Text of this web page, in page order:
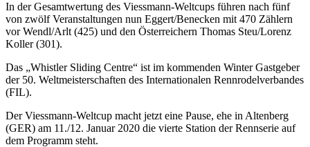
In der Gesamtwertung des Viessmann-Weltcups führen nach fünf
von zwölf Veranstaltungen nun Eggert/Benecken mit 470 Zählern
vor Wendl/Arlt (425) und den Österreichern Thomas Steu/Lorenz
Koller (301).
Das „Whistler Sliding Centre“ ist im kommenden Winter Gastgeber
der 50. Weltmeisterschaften des Internationalen Rennrodelverbandes
(FIL).
Der Viessmann-Weltcup macht jetzt eine Pause, ehe in Altenberg
(GER) am 11./12. Januar 2020 die vierte Station der Rennserie auf
dem Programm steht.